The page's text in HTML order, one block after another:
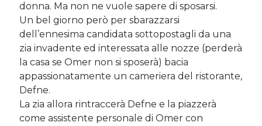
donna. Ma non ne vuole sapere di sposarsi.
Un bel giorno però per sbarazzarsi
dell’ennesima candidata sottopostagli da una
zia invadente ed interessata alle nozze (perderà
la casa se Omer non si sposerà) bacia
appassionatamente un cameriera del ristorante,
Defne.
La zia allora rintraccerà Defne e la piazzerà
come assistente personale di Omer con